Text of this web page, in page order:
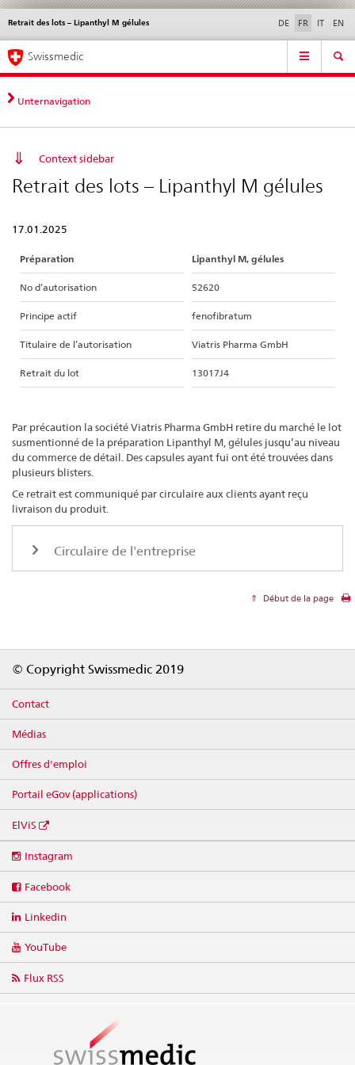
Navigation
directe:
actualités,
bases
contact
Actualités & Mises à
normes
Contact | Support &
aide
Retrait des lots – Lipanthyl M gélules DE FR IT EN
Service
Navigation
Swissmedic
Unternavigation
Context sidebar
Retrait des lots – Lipanthyl M gélules
17.01.2025
Préparation Lipanthyl M, gélules
No d’autorisation 52620
Principe actif fenofibratum
Titulaire de l’autorisation Viatris Pharma GmbH
Retrait du lot 13017J4
Par précaution la société Viatris Pharma GmbH retire du marché le lot
susmentionné de la préparation Lipanthyl M, gélules jusqu’au niveau
du commerce de détail. Des capsules ayant fui ont été trouvées dans
plusieurs blisters.
Ce retrait est communiqué par circulaire aux clients ayant reçu
livraison du produit.
Circulaire de l'entreprise
Début de la page
© Copyright Swissmedic 2019
Contact
Médias
Offres d'emploi
Portail eGov (applications)
ElViS
media
Instagram
Facebook
Linkedin
YouTube
Flux RSS